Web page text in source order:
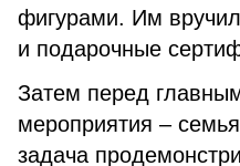
фигурами. Им
и подарочные
Затем перед
мероприятия –
задача